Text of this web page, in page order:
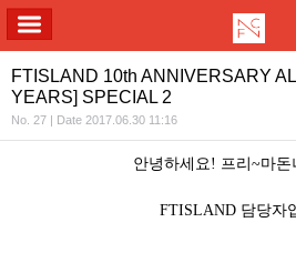
FTISLAND 10th ANNIVERSARY
YEARS] SPECIAL 2
No. 27 | Date 2017.06.30 11:16
안녕하세요! 프리 ~마돈
FTISLAND 담당자